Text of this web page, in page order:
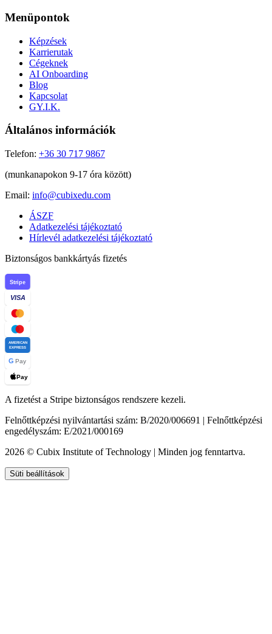
Menüpontok
Képzések
Karrierutak
Cégeknek
AI Onboarding
Blog
Kapcsolat
GY.I.K.
Általános információk
Telefon: +36 30 717 9867
(munkanapokon 9-17 óra között)
Email: info@cubixedu.com
ÁSZF
Adatkezelési tájékoztató
Hírlevél adatkezelési tájékoztató
Biztonságos bankkártyás fizetés
Stripe
VISA
AMERICAN
EXPRESS
G Pay
Pay
A fizetést a Stripe biztonságos rendszere kezeli.
Felnőttképzési nyilvántartási szám: B/2020/006691 | Felnőttképzési
engedélyszám: E/2021/000169
2026 © Cubix Institute of Technology | Minden jog fenntartva.
Süti beállítások